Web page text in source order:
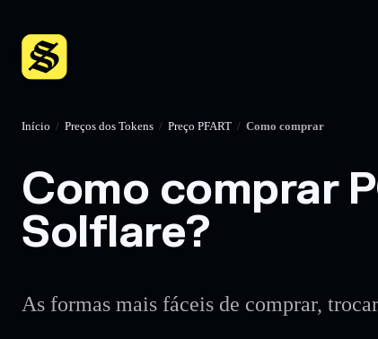
Início / Preços dos Tokens / Preço PFART / Como comprar
Como comprar
Solflare?
As formas mais fáceis de comprar,